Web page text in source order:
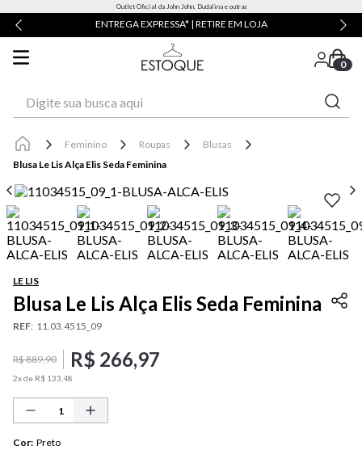
Outlet Oficial da John John, Dudalina e outras
ENTREGA EXPRESSA* | RETIRE EM LOJA
0
Feminino Roupas
Blusas
Blusa Le Lis Alça Elis Seda Feminina
LE LIS
Blusa Le Lis Alça Elis Seda Feminina
REF: 11.03.4515_09
R$889,90 R$ 266,97
2x de R$ 133 48
Cor: Preto